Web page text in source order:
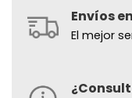
Envíos
El mejor